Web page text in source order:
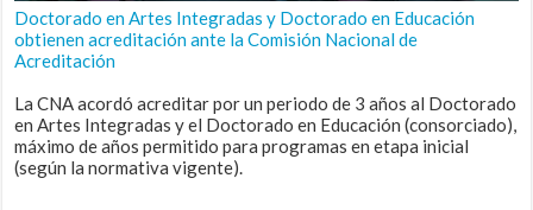
Doctorado en Artes Integradas y Doctorado en Educación
obtienen acreditación ante la Comisión Nacional de
Acreditación
La CNA acordó acreditar por un periodo de 3 años al Doctorado
en Artes Integradas y el Doctorado en Educación (consorciado),
máximo de años permitido para programas en etapa inicial
(según la normativa vigente).